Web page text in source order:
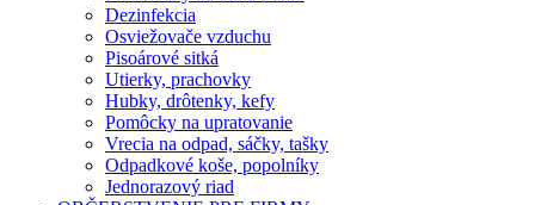
Dezinfekcia
Osviežovače vzduchu
Pisoárové sitká
Utierky, prachovky
Hubky, drôtenky, kefy
Pomôcky na upratovanie
Vrecia na odpad, sáčky, tašky
Odpadkové koše, popolníky
Jednorazový riad